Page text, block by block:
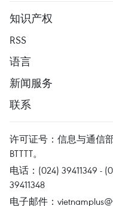
知识产权
RSS
语言
新闻服务
联系
许可证号：信息与通信
BTTTT。
电话：(024) 39411349 -
39411348
电子邮件：